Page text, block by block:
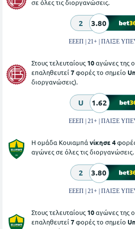
σε όλες τις διοργανώσεις.
2 3.80
ΕΕΕΠ | 21+ | ΠΑΙΞΕ
Στους τελευταίους 10αγώνες της
επαληθευτεί 7φορές το σημείο
διοργανώσεις).
U 1.62
ΕΕΕΠ | 21+ | ΠΑΙΞΕ
Η ομάδα Κουιαμπά νίκησε 4
αγώνες σε όλες τις διοργανώσεις.
2 3.80
ΕΕΕΠ | 21+ | ΠΑΙΞΕ
Στους τελευταίους 10αγώνες της
επαληθευτεί 7φορές το σημείο